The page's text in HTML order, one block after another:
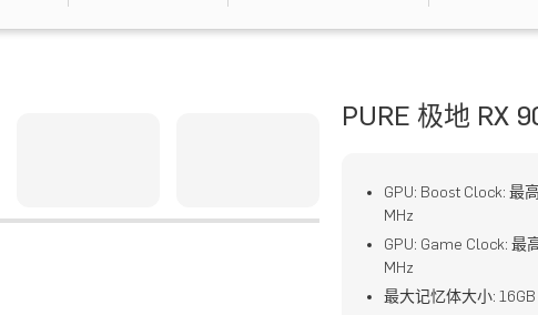
PURE 极地 RX
GPU: Boost Clock: 最
MHz
GPU: Game Clock: 最
MHz
最大记忆体大小: 16GB